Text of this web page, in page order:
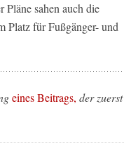
sahen auch die
Platz für Fußgänger- und
eines Beitrags, der zuerst